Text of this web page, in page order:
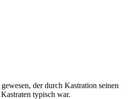
der durch Kastration seinen
typisch war.